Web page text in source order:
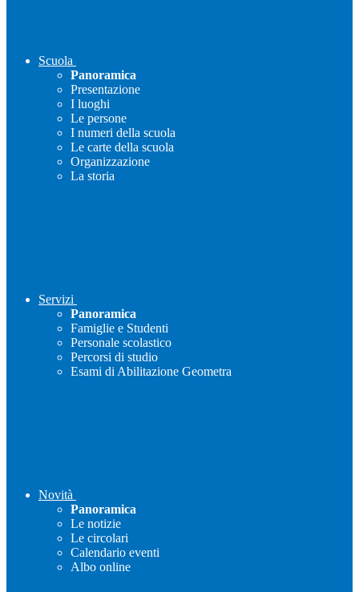
Scuola
Panoramica
Presentazione
I luoghi
Le persone
I numeri della scuola
Le carte della scuola
Organizzazione
La storia
Servizi
Panoramica
Famiglie e Studenti
Personale scolastico
Percorsi di studio
Esami di Abilitazione Geometra
Novità
Panoramica
Le notizie
Le circolari
Calendario eventi
Albo online